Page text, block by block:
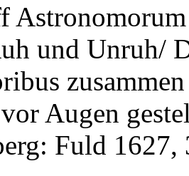
und Unruh/
Augen
Fuld 1627,